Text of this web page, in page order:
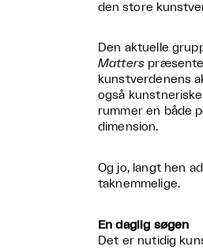
den store
Den aktuelle
Matters
kunstverdenens
også
rummer en både
dimension.
Og jo, langt hen
taknemmelige.
En daglig søgen
Det er nutidig